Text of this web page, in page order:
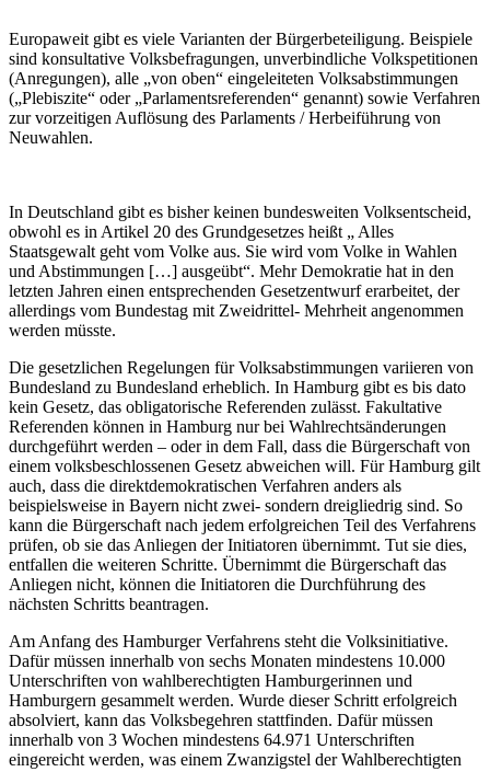
Europaweit gibt es viele Varianten der Bürgerbeteiligung. Beispiele
sind konsultative Volksbefragungen, unverbindliche Volkspetitionen
(Anregungen), alle „von oben“ eingeleiteten Volksabstimmungen
(„Plebiszite“ oder „Parlamentsreferenden“ genannt) sowie Verfahren
zur vorzeitigen Auflösung des Parlaments / Herbeiführung von
Neuwahlen.
In Deutschland gibt es bisher keinen bundesweiten Volksentscheid,
obwohl es in Artikel 20 des Grundgesetzes heißt „ Alles
Staatsgewalt geht vom Volke aus. Sie wird vom Volke in Wahlen
und Abstimmungen […] ausgeübt“. Mehr Demokratie hat in den
letzten Jahren einen entsprechenden Gesetzentwurf erarbeitet, der
allerdings vom Bundestag mit Zweidrittel- Mehrheit angenommen
werden müsste.
Die gesetzlichen Regelungen für Volksabstimmungen variieren von
Bundesland zu Bundesland erheblich. In Hamburg gibt es bis dato
kein Gesetz, das obligatorische Referenden zulässt. Fakultative
Referenden können in Hamburg nur bei Wahlrechtsänderungen
durchgeführt werden – oder in dem Fall, dass die Bürgerschaft von
einem volksbeschlossenen Gesetz abweichen will. Für Hamburg gilt
auch, dass die direktdemokratischen Verfahren anders als
beispielsweise in Bayern nicht zwei- sondern dreigliedrig sind. So
kann die Bürgerschaft nach jedem erfolgreichen Teil des Verfahrens
prüfen, ob sie das Anliegen der Initiatoren übernimmt. Tut sie dies,
entfallen die weiteren Schritte. Übernimmt die Bürgerschaft das
Anliegen nicht, können die Initiatoren die Durchführung des
nächsten Schritts beantragen.
Am Anfang des Hamburger Verfahrens steht die Volksinitiative.
Dafür müssen innerhalb von sechs Monaten mindestens 10.000
Unterschriften von wahlberechtigten Hamburgerinnen und
Hamburgern gesammelt werden. Wurde dieser Schritt erfolgreich
absolviert, kann das Volksbegehren stattfinden. Dafür müssen
innerhalb von 3 Wochen mindestens 64.971 Unterschriften
eingereicht werden, was einem Zwanzigstel der Wahlberechtigten